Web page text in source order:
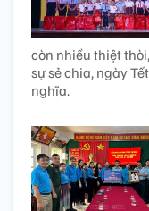
còn nhiều thiệt
sự sẻ chia, ngày
nghĩa.